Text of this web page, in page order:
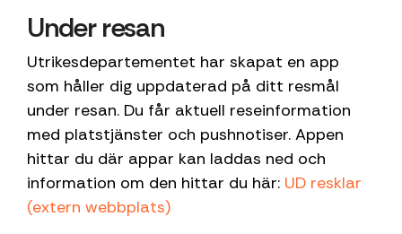
Under resan
Utrikesdepartementet har skapat en app
som håller dig uppdaterad på ditt resmål
under resan. Du får aktuell reseinformation
med platstjänster och pushnotiser. Appen
hittar du där appar kan laddas ned och
information om den hittar du här: UD resklar
(extern webbplats)